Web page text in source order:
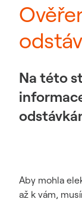
Na této
Aby mohla
až k vám,